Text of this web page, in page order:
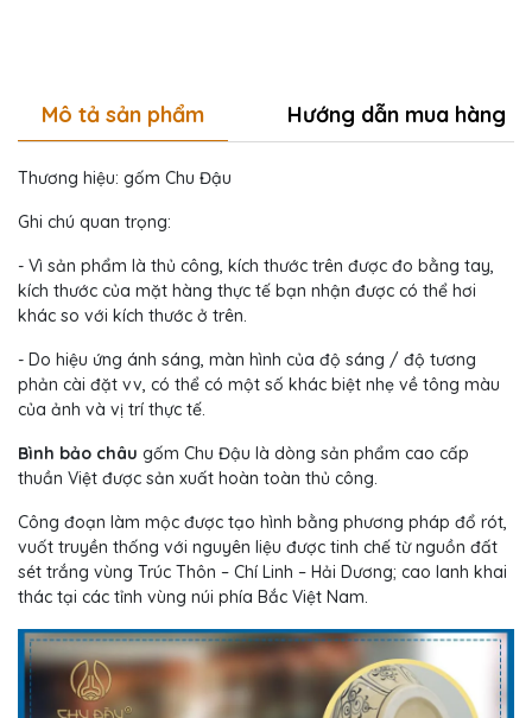
Mô tả sản phẩm Hướng dẫn mua hàng
Thương hiệu: gốm Chu Đậu
Ghi chú quan trọng:
- Vì sản phẩm là thủ công, kích thước trên được đo bằng tay,
kích thước của mặt hàng thực tế bạn nhận được có thể hơi
khác so với kích thước ở trên.
- Do hiệu ứng ánh sáng, màn hình của độ sáng / độ tương
phản cài đặt vv, có thể có một số khác biệt nhẹ về tông màu
của ảnh và vị trí thực tế.
Bình bảo châu gốm Chu Đậu là dòng sản phẩm cao cấp
thuần Việt được sản xuất hoàn toàn thủ công.
Công đoạn làm mộc được tạo hình bằng phương pháp đổ rót,
vuốt truyền thống với nguyên liệu được tinh chế từ nguồn đất
sét trắng vùng Trúc Thôn – Chí Linh – Hải Dương; cao lanh khai
thác tại các tỉnh vùng núi phía Bắc Việt Nam.